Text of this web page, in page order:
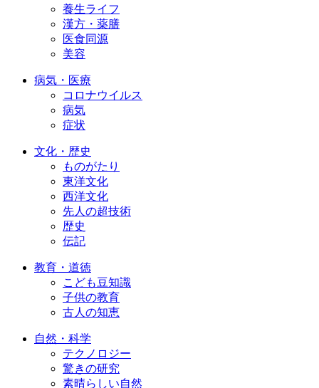
養生ライフ
漢方・薬膳
医食同源
美容
病気・医療
コロナウイルス
病気
症状
文化・歴史
ものがたり
東洋文化
西洋文化
先人の超技術
歴史
伝記
教育・道徳
こども豆知識
子供の教育
古人の知恵
自然・科学
テクノロジー
驚きの研究
素晴らしい自然